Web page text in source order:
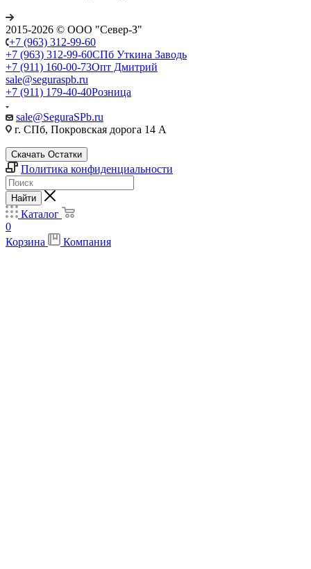
2015-2026 © ООО "Север-З"
+7 (963) 312-99-60
+7 (963) 312-99-60СПб Уткина Заводь
+7 (911) 160-00-73Опт Дмитрий
sale@seguraspb.ru
+7 (911) 179-40-40Розница
sale@SeguraSPb.ru
г. СПб, Покровская дорога 14 А
Скачать Остатки
Политика конфиденциальности
Найти
Каталог
0
Корзина
Компания